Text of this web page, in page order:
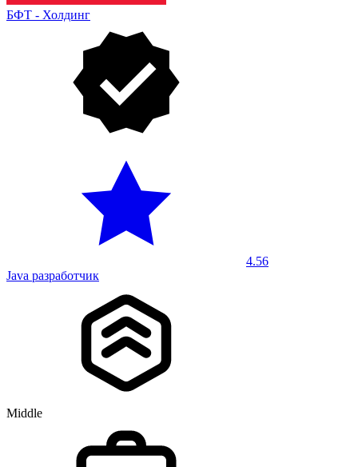
БФТ - Холдинг
4.56
Java разработчик
Middle